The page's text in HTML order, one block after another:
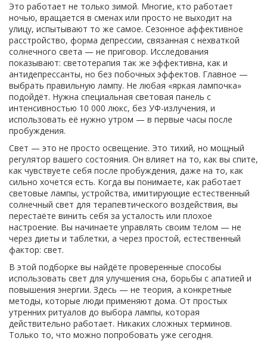
Это работает не только зимой. Многие, кто работает
ночью, вращается в сменах или просто не выходит на
улицу, испытывают то же самое. Сезонное аффективное
расстройство, форма депрессии, связанная с нехваткой
солнечного света — не приговор. Исследования
показывают: светотерапия так же эффективна, как и
антидепрессанты, но без побочных эффектов. Главное —
выбрать правильную лампу. Не любая «яркая лампочка»
подойдёт. Нужна специальная световая панель с
интенсивностью 10 000 люкс, без УФ-излучения, и
использовать её нужно утром — в первые часы после
пробуждения.
Свет — это не просто освещение. Это тихий, но мощный
регулятор вашего состояния. Он влияет на то, как вы спите,
как чувствуете себя после пробуждения, даже на то, как
сильно хочется есть. Когда вы понимаете, как работает
световые лампы, устройства, имитирующие естественный
солнечный свет для терапевтического воздействия, вы
перестаёте винить себя за усталость или плохое
настроение. Вы начинаете управлять своим телом — не
через диеты и таблетки, а через простой, естественный
фактор: свет.
В этой подборке вы найдёте проверенные способы
использовать свет для улучшения сна, борьбы с апатией и
повышения энергии. Здесь — не теория, а конкретные
методы, которые люди применяют дома. От простых
утренних ритуалов до выбора лампы, которая
действительно работает. Никаких сложных терминов.
Только то, что можно попробовать уже сегодня.